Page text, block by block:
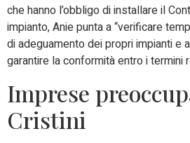
che hanno l’obbligo di installare il
impianto, Anie punta a “verificare
di adeguamento dei propri impianti e
garantire la conformità entro i termini
Imprese
Cristini